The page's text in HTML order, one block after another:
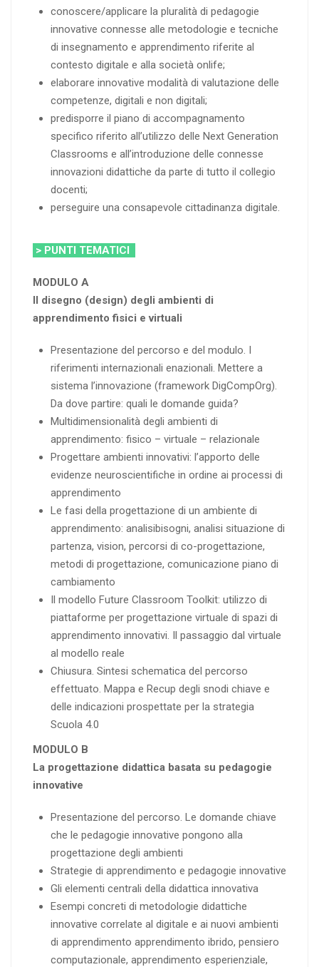
conoscere/applicare la pluralità di pedagogie
innovative connesse alle metodologie e tecniche
di insegnamento e apprendimento riferite al
contesto digitale e alla società onlife;
elaborare innovative modalità di valutazione delle
competenze, digitali e non digitali;
predisporre il piano di accompagnamento
specifico riferito all’utilizzo delle Next Generation
Classrooms e all’introduzione delle connesse
innovazioni didattiche da parte di tutto il collegio
docenti;
perseguire una consapevole cittadinanza digitale.
> PUNTI TEMATICI
MODULO A
Il disegno (design) degli ambienti di
apprendimento fisici e virtuali
Presentazione del percorso e del modulo. I
riferimenti internazionali enazionali. Mettere a
sistema l’innovazione (framework DigCompOrg).
Da dove partire: quali le domande guida?
Multidimensionalità degli ambienti di
apprendimento: fisico – virtuale – relazionale
Progettare ambienti innovativi: l’apporto delle
evidenze neuroscientifiche in ordine ai processi di
apprendimento
Le fasi della progettazione di un ambiente di
apprendimento: analisibisogni, analisi situazione di
partenza, vision, percorsi di co-progettazione,
metodi di progettazione, comunicazione piano di
cambiamento
Il modello Future Classroom Toolkit: utilizzo di
piattaforme per progettazione virtuale di spazi di
apprendimento innovativi. Il passaggio dal virtuale
al modello reale
Chiusura. Sintesi schematica del percorso
effettuato. Mappa e Recup degli snodi chiave e
delle indicazioni prospettate per la strategia
Scuola 4.0
MODULO B
La progettazione didattica basata su pedagogie
innovative
Presentazione del percorso. Le domande chiave
che le pedagogie innovative pongono alla
progettazione degli ambienti
Strategie di apprendimento e pedagogie innovative
Gli elementi centrali della didattica innovativa
Esempi concreti di metodologie didattiche
innovative correlate al digitale e ai nuovi ambienti
di apprendimento apprendimento ibrido, pensiero
computazionale, apprendimento esperienziale,